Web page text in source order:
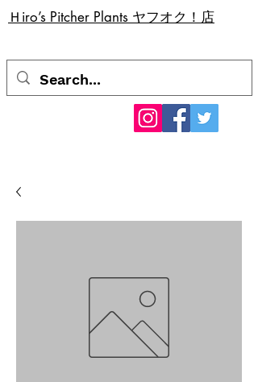
​Ｈiro’s Pitcher Plants ヤフオク！店